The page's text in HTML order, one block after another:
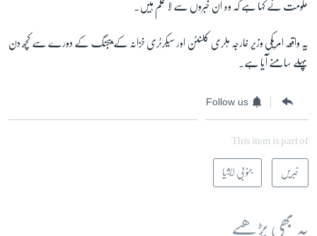
حکومت نے کہا ہے کہ وہ ان خبروں سے لا علم ہیں۔
یہ واقعہ امریکی وزیر خارجہ ہلری کلنٹن اور سیکرٹری خزانہ کے بیجنگ کے دورے سے کچھ دن
پہلے سامنے آیا ہے۔
Follow us
This item is part of
خبریں جنوبی ایشیا
یہ بھی پڑھیے